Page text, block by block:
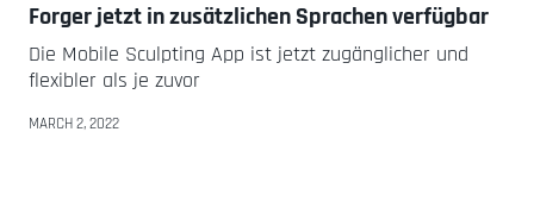
Forger jetzt in zusätzlichen Sprachen verfügbar
Die Mobile Sculpting App ist jetzt zugänglicher und
flexibler als je zuvor
MARCH 2, 2022